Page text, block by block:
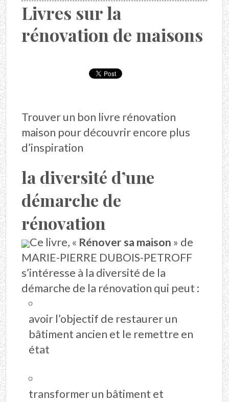
Livres sur la
rénovation de maisons
Trouver un bon livre rénovation
maison pour découvrir encore plus
d’inspiration
la diversité d’une
démarche de
rénovation
Ce livre, « Rénover sa maison » de
MARIE-PIERRE DUBOIS-PETROFF
s’intéresse à la diversité de la
démarche de la rénovation qui peut :
avoir l’objectif de restaurer un
bâtiment ancien et le remettre en
état
transformer un bâtiment et